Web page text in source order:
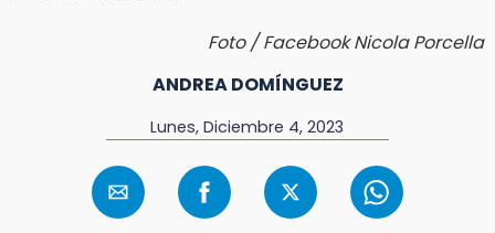
Foto / Facebook Nicola Porcella
ANDREA DOMÍNGUEZ
Lunes, Diciembre 4, 2023